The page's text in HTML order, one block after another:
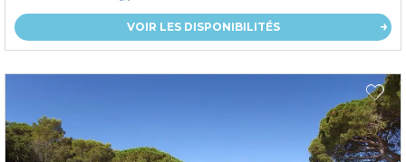
VOIR LES DISPONIBILITÉS